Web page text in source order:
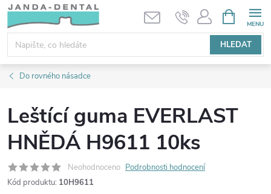
Přejít
obsah
HLEDAT
NÁKUPNÍ
KOŠÍK
Do rovného násadce
Leštící guma EVERLAST
HNĚDÁ H9611 10ks
Neohodnoceno Podrobnosti hodnocení
Kód produktu: 10H9611